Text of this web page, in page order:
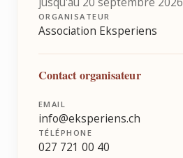
ORGANISATEUR
Association Eksperiens
Contact organisateur
EMAIL
info@eksperiens.ch
TÉLÉPHONE
027 721 00 40